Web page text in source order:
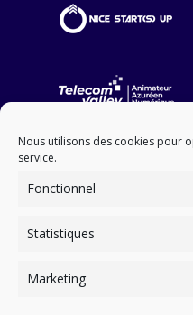
Nous utilisons des cookies pour
service.
Fonctionnel
Statistiques
Marketing
NOS